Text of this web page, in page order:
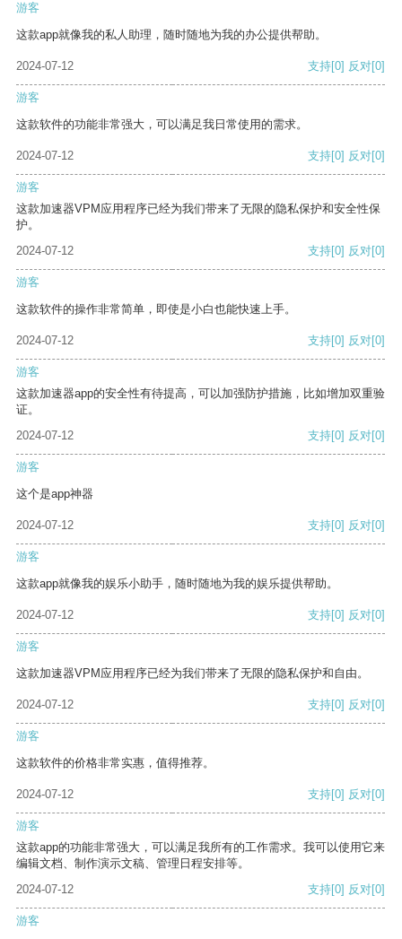
游客
这款app就像我的私人助理，随时随地为我的办公提供帮助。
2024-07-12 支持[0] 反对[0]
游客
这款软件的功能非常强大，可以满足我日常使用的需求。
2024-07-12 支持[0] 反对[0]
游客
这款加速器VPM应用程序已经为我们带来了无限的隐私保护和安全性保
护。
2024-07-12
支持[0] 反对[0]
游客
这款软件的操作非常简单，即使是小白也能快速上手。
2024-07-12 支持[0] 反对[0]
游客
这款加速器app的安全性有待提高，可以加强防护措施，比如增加双重验
证。
2024-07-12
支持[0] 反对[0]
游客
这个是app神器
2024-07-12 支持[0] 反对[0]
游客
这款app就像我的娱乐小助手，随时随地为我的娱乐提供帮助。
2024-07-12 支持[0] 反对[0]
游客
这款加速器VPM应用程序已经为我们带来了无限的隐私保护和自由。
2024-07-12 支持[0] 反对[0]
游客
这款软件的价格非常实惠，值得推荐。
2024-07-12 支持[0] 反对[0]
游客
这款app的功能非常强大，可以满足我所有的工作需求。我可以使用它来
编辑文档、制作演示文稿、管理日程安排等。
2024-07-12
支持[0] 反对[0]
游客